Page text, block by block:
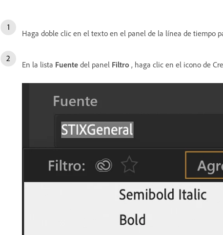
Haga doble clic en el texto en el panel de la línea de tiempo
En la lista Fuente del panel Filtro , haga clic en el icono de